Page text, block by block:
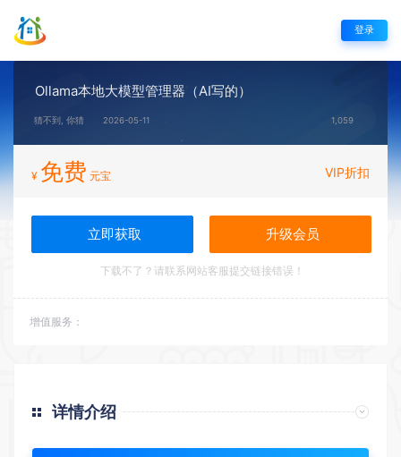
登录
Ollama本地大模型管理器（AI写的）
猜不到, 你猜 2026-05-11 1,059
¥ 免费 元宝 VIP折扣
立即获取 升级会员
下载不了？请联系网站客服提交链接错误！
增值服务：
详情介绍